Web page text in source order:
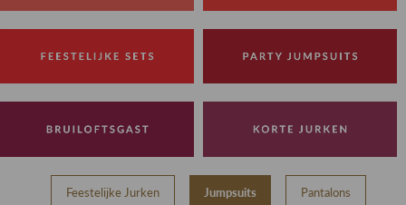
Feestelijke Jurken Jumpsuits Pantalons